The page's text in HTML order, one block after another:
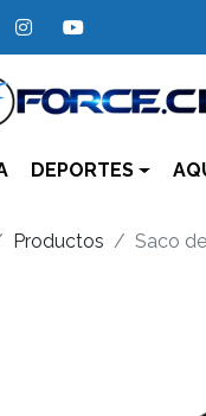
DEPORTES
Productos Saco